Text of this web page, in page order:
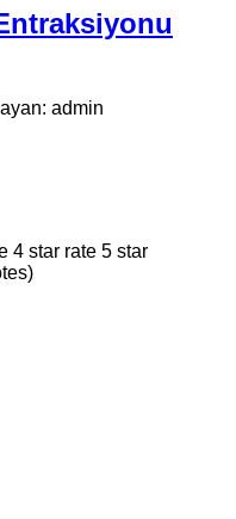
admin
4 star rate 5 star